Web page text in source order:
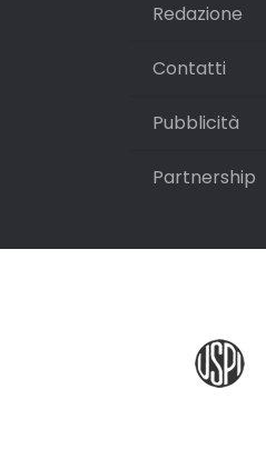
Redazione
Contatti
Pubblicità
Partnership